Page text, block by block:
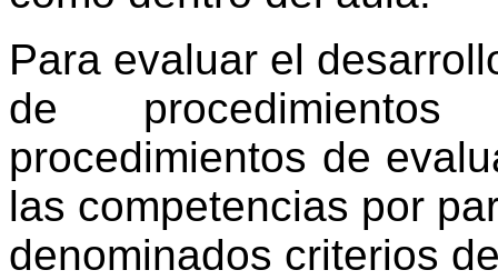
Para evaluar el
de
procedimientos de
las competencias por
denominados criterios